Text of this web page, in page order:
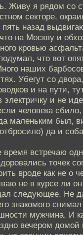
Живу я рядом со
секторе,
пять назад
на Москву и
кровью
что вот
наших
Убегут со
и на пути,
электричку и не
человека
маленьким был,
да и
время встречаю
точек
вроде как не о
не в курсе ли
следующее. Не
знакомого
мужчина. И
вечером домой